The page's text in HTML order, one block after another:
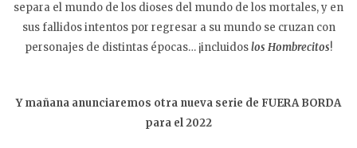
separa el mundo de los dioses del mundo de los mortales, y en
sus fallidos intentos por regresar a su mundo se cruzan con
personajes de distintas épocas… ¡incluidoslos Hombrecitos!
Y mañana anunciaremos otra nueva serie de FUERA BORDA
para el 2022